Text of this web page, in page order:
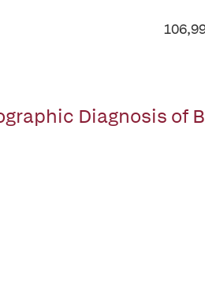
Diagnosis of